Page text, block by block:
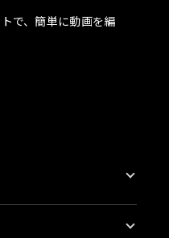
で、簡単に動画を編